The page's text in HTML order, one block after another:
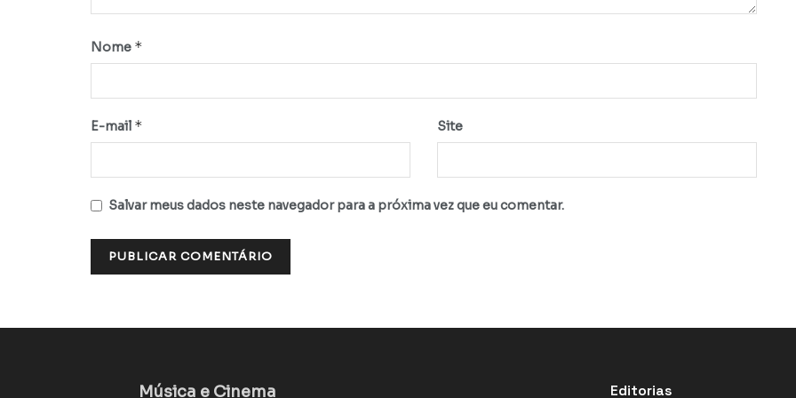
Nome *
E-mail * Site
Salvar meus dados neste navegador para a próxima vez que eu comentar.
Música e Cinema Editorias